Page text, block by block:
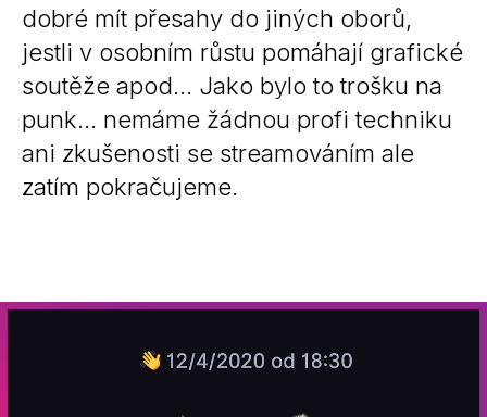
dobré mít přesahy do jiných oborů,
jestli v osobním růstu pomáhají grafické
soutěže apod… Jako bylo to trošku na
punk… nemáme žádnou profi techniku
ani zkušenosti se streamováním ale
zatím pokračujeme.